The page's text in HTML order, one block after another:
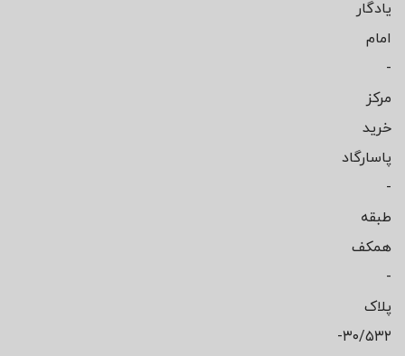
یادگار
امام
-
مرکز
خرید
پاسارگاد
-
طبقه
همکف
-
پلاک
۳۰/۵۳۲-